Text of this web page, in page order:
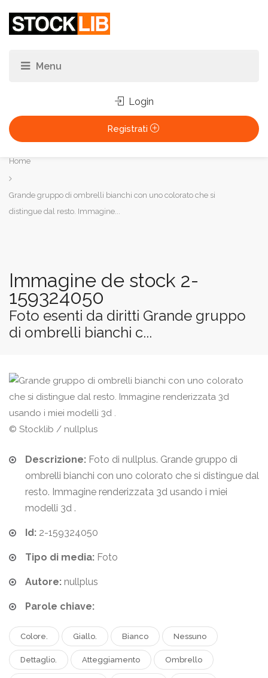
Login
Registrati
Tu
sei
qui:
Home
Grande gruppo di ombrelli bianchi con uno colorato che si
distingue dal resto. Immagine...
Immagine de stock 2-
159324050
Foto esenti da diritti Grande gruppo
di ombrelli bianchi c...
© Stocklib / nullplus
Descrizione: Foto di nullplus. Grande gruppo di
ombrelli bianchi con uno colorato che si distingue dal
resto. Immagine renderizzata 3d usando i miei
modelli 3d .
Id: 2-159324050
Tipo di media: Foto
Autore: nullplus
Parole chiave:
Colore. Giallo. Bianco Nessuno
Dettaglio. Atteggiamento Ombrello